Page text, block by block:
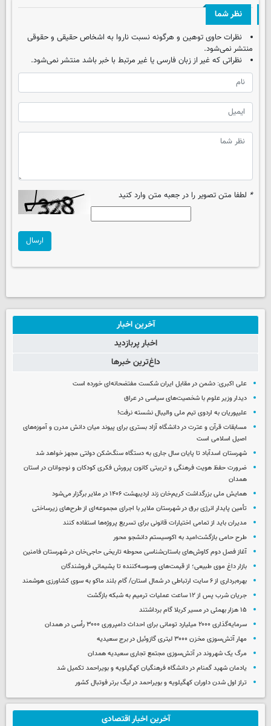
نظر شما
نظرات حاوی توهین و هرگونه نسبت ناروا به اشخاص حقیقی و حقوقی
منتشر نمی‌شود.
نظراتی که غیر از زبان فارسی یا غیر مرتبط با خبر باشد منتشر نمی‌شود.
* لطفا متن تصویر را در جعبه متن وارد کنید
ارسال
آخرین اخبار
اخبار پربازدید
داغ‌ترین خبرها
علی اکبری: دشمن در مقابل ایران شکست مفتضحانه‌ای خورده است
دیدار وزیر علوم با شخصیت‌های سیاسی در عراق
علیپوریان به اردوی تیم ملی والیبال نشسته نرفت!
مسابقات قرآن و عترت در دانشگاه آزاد بستری برای پیوند میان دانش مدرن و آموزه‌های
اصیل اسلامی است
شهرستان اسدآباد تا پایان سال جاری به دستگاه سنگ‌شکن دولتی مجهز خواهد شد
ضرورت حفظ هویت فرهنگی و تربیتی کانون پرورش فکری کودکان و نوجوانان در استان
همدان
همایش ملی بزرگداشت کریم‌خان زند اردیبهشت ۱۴۰۶ در ملایر برگزار می‌شود
تأمین پایدار انرژی برق در شهرستان ملایر با اجرای مجموعه‌ای از طرح‌های زیرساختی
مدیران باید از تمامی اختیارات قانونی برای تسریع پروژه‌ها استفاده کنند
طرح حامی بازگشت‌امید به اکوسیستم دانشجو محور
آغاز فصل دوم کاوش‌های باستان‌شناسی محوطه تاریخی حاجی‌خان در شهرستان فامنین
بازار داغ موی طبیعی؛ از قیمت‌های وسوسه‌کننده تا پشیمانی فروشندگان
بهره‌برداری از ۶ سایت ارتباطی در شمال استان/ گام بلند ماکو به سوی کشاورزی هوشمند
جریان شرب پس از ۱۲ ساعت عملیات ترمیم به شبکه بازگشت
۱۵ هزار بهمئی در مسیر کربلا گام برداشتند
سرمایه‌گذاری ۲۰۰۰ میلیارد تومانی برای احداث دامپروری ۳۰۰۰ رأسی در همدان
مهار آتش‌سوزی مخزن ۳۰۰۰ لیتری گازوئیل در برج سعیدیه
مرگ یک شهروند در آتش‌سوزی مجتمع تجاری سعیدیه همدان
یادمان شهید گمنام در دانشگاه فرهنگیان کهگیلویه و بویراحمد تکمیل شد
تراز اول شدن داوران کهگیلویه و بویراحمد در لیگ برتر فوتبال کشور
آخرین اخبار اقتصادی